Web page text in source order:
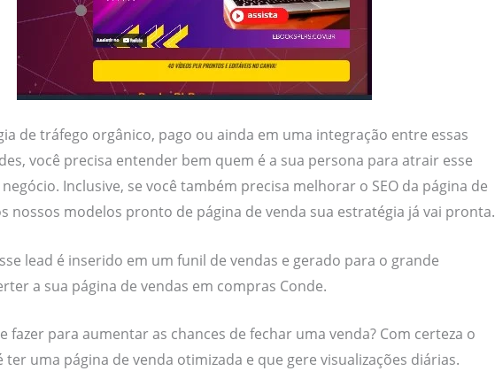
de tráfego orgânico, pago ou ainda em uma integração entre essas
você precisa entender bem quem é a sua persona para atrair esse
Inclusive, se você também precisa melhorar o SEO da página de
nossos modelos pronto de página de venda sua estratégia já vai pronta.
lead é inserido em um funil de vendas e gerado para o grande
a sua página de vendas em compras Conde.
fazer para aumentar as chances de fechar uma venda? Com certeza o
uma página de venda otimizada e que gere visualizações diárias.